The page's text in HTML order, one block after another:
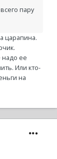
пару
царапина.
надо ее
Или кто-
на